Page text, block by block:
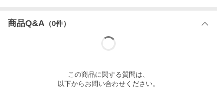
商品Q&A （0件）
この商品に関する質問は、
以下からお問い合わせください。